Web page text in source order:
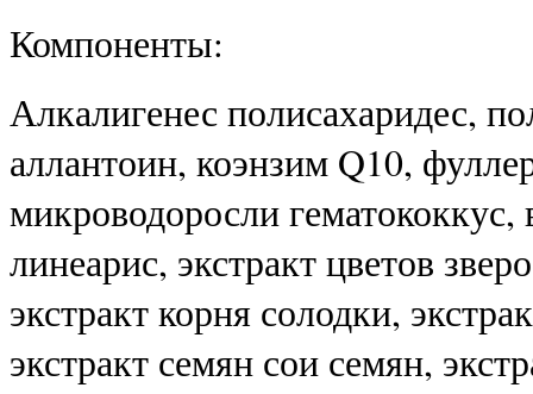
Компоненты:
Алкалигенес полисахаридес,
аллантоин, коэнзим Q10,
микроводоросли гематококкус,
линеарис, экстракт цветов
экстракт корня солодки,
экстракт семян сои семян,